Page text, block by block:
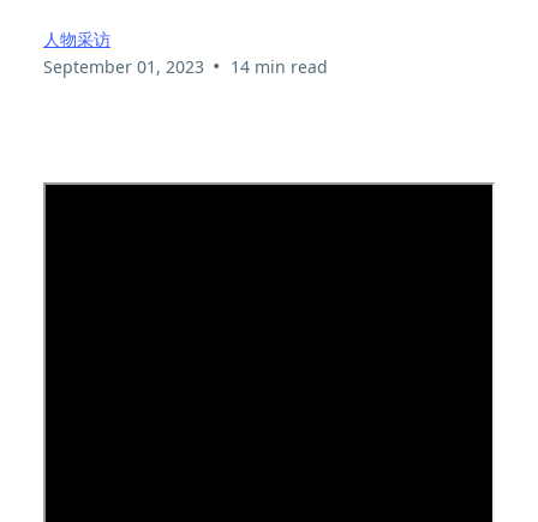
人物采访
September 01, 2023 • 14 min read